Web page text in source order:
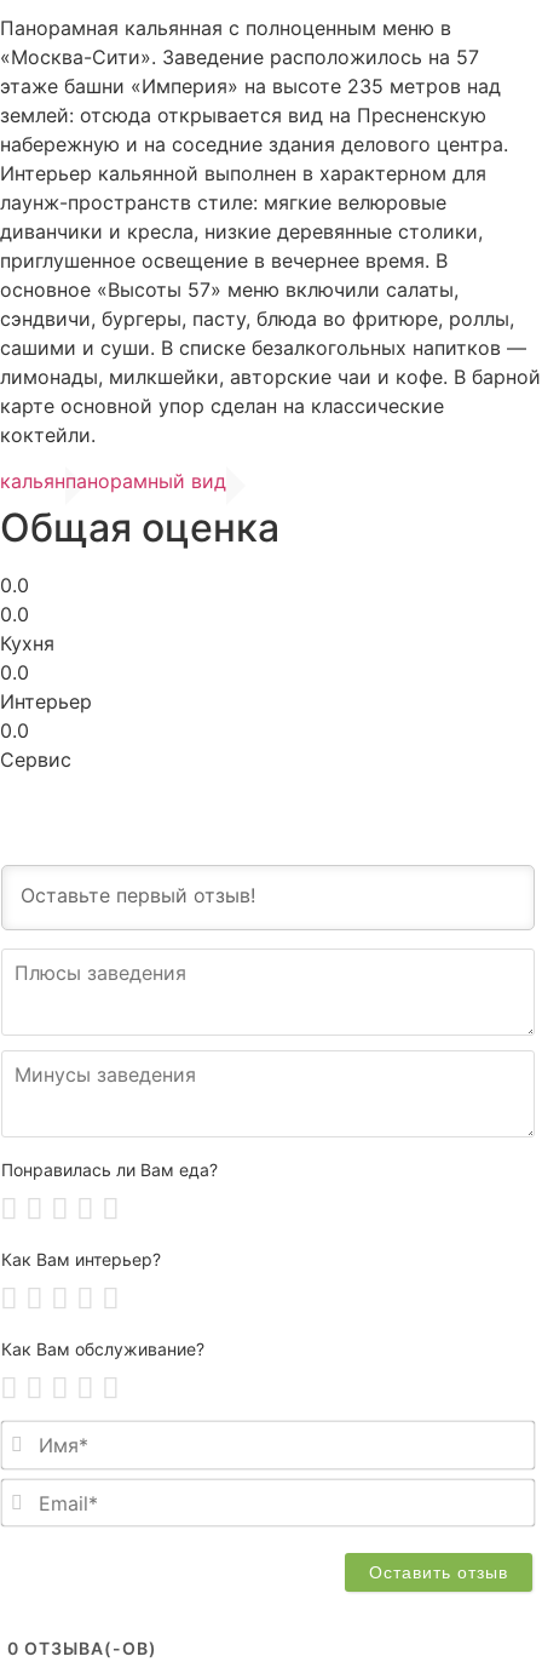
Панорамная кальянная с полноценным меню в
«Москва-Сити». Заведение расположилось на 57
этаже башни «Империя» на высоте 235 метров над
землей: отсюда открывается вид на Пресненскую
набережную и на соседние здания делового центра.
Интерьер кальянной выполнен в характерном для
лаунж-пространств стиле: мягкие велюровые
диванчики и кресла, низкие деревянные столики,
приглушенное освещение в вечернее время. В
основное «Высоты 57» меню включили салаты,
сэндвичи, бургеры, пасту, блюда во фритюре, роллы,
сашими и суши. В списке безалкогольных напитков —
лимонады, милкшейки, авторские чаи и кофе. В барной
карте основной упор сделан на классические
коктейли.
кальянпанорамный вид
Общая оценка
0.0
0.0
Кухня
0.0
Интерьер
0.0
Сервис
Понравилась ли Вам еда?
Как Вам интерьер?
Как Вам обслуживание?
0 ОТЗЫВA(-ОВ)